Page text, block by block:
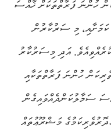
ހުންނަ ފަރާތްތަކަށް ޚާއްސަ
މި ސަރުކާރުން
އަދި މިސަރުކާރު
ހުންނަ ފަރާތްތަކާއި
ސަމާލުކަންދެއްވައިގެން
މަޝްރޫޢުތައް